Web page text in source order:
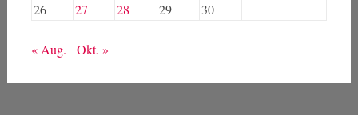
26
27 28 29 30
« Aug. Okt. »